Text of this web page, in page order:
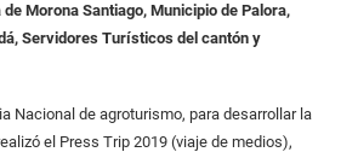
Morona Santiago, Municipio de Palora,
Servidores Turísticos del cantón y
Nacional de agroturismo, para desarrollar la
el Press Trip 2019 (viaje de medios),